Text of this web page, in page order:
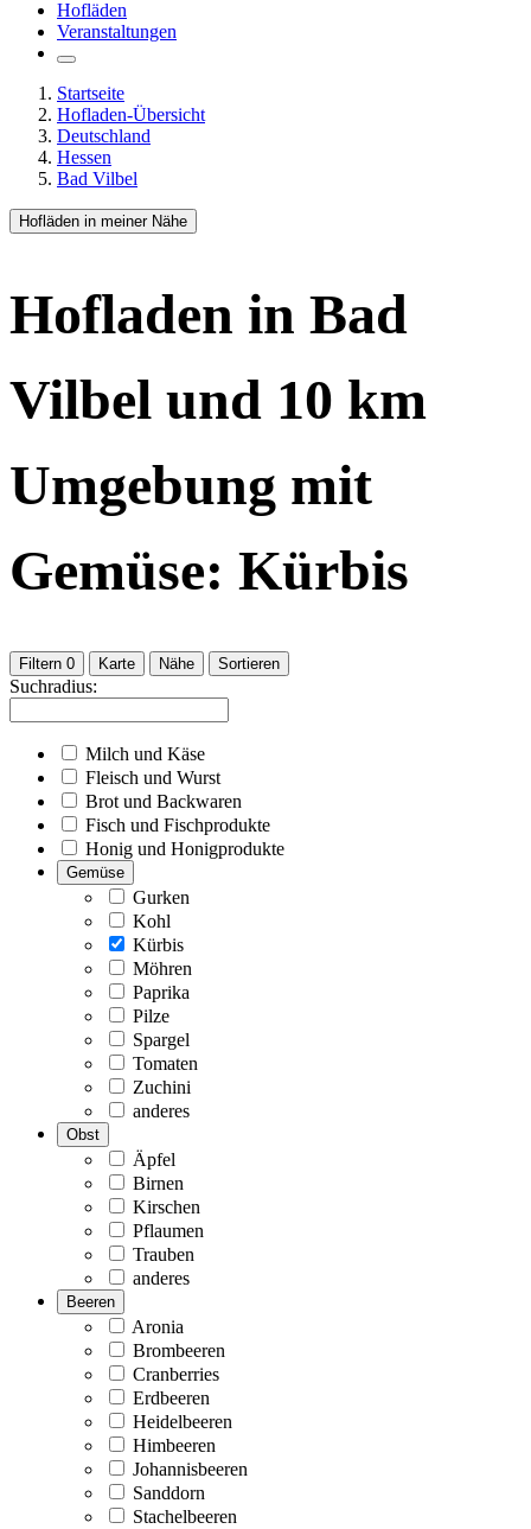
Hofläden
Veranstaltungen
Startseite
Hofladen-Übersicht
Deutschland
Hessen
Bad Vilbel
Hofläden in meiner Nähe
Hofladen in Bad
Vilbel und 10 km
Umgebung mit
Gemüse: Kürbis
Filtern 0 Karte Nähe Sortieren
Suchradius:
Milch und Käse
Fleisch und Wurst
Brot und Backwaren
Fisch und Fischprodukte
Honig und Honigprodukte
Gemüse
Gurken
Kohl
Kürbis
Möhren
Paprika
Pilze
Spargel
Tomaten
Zuchini
anderes
Obst
Äpfel
Birnen
Kirschen
Pflaumen
Trauben
anderes
Beeren
Aronia
Brombeeren
Cranberries
Erdbeeren
Heidelbeeren
Himbeeren
Johannisbeeren
Sanddorn
Stachelbeeren